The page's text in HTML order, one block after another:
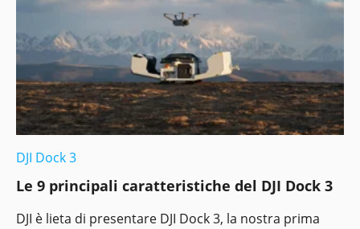
DJI Dock 3
Le 9 principali caratteristiche del DJI Dock 3
DJI è lieta di presentare DJI Dock 3, la nostra prima